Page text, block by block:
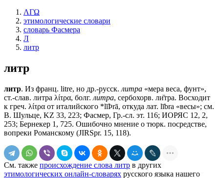
ΛΓΩ
этимологические словари
словарь Фасмера
Л
литр
литр
литр. Из франц. litre, но др.-русск. литра «мера веса, фунт»,
ст.-слав. литра λίτρα, болг. ли́тра, сербохорв. ли̏тра. Восходит
к греч. λίτρα от италийского *līÞrā, откуда лат. lībrа «весы»; см.
В. Шульце, KZ 33, 223; Фасмер, Гр.-сл. эт. 116; ИОРЯС 12, 2,
253; Бернекер 1, 725. Ошибочно мнение о тюрк. посредстве,
вопреки Романскому (JIRSpr. 15, 118).
См. также происхождение слова литр в других
этимологических онлайн-словарях русского языка нашего